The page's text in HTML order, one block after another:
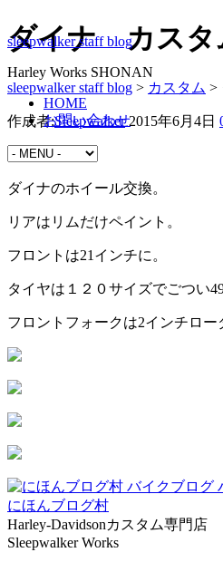
sleepwalker staff blog
Harley Works SHONAN
HOME
お問い合わせ
ダイナ カスタ
sleepwalker staff blog > カスタム >
作成者:Sleepwalker 2015年6月4日
カスタム
ダイナのホイール交換。
リアはリムだけペイント。
フロントは21インチに。
タイヤは１２０サイズでごつい
フロントフォークは2インチロー
にほんブログ村
Harley-Davidsonカスタム専門店
Sleepwalker Works